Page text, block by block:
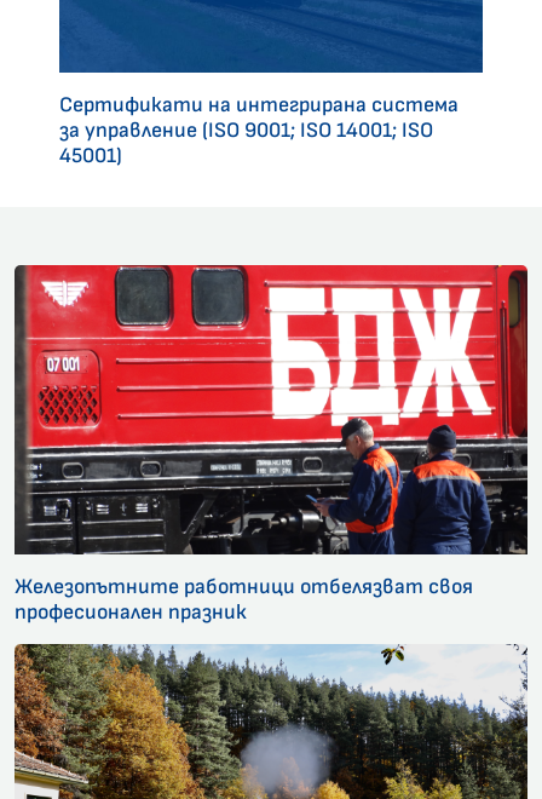
Сертификати на интегрирана система
за управление (ISO 9001; ISO 14001; ISO
45001)
Железопътните работници отбелязват своя
професионален празник